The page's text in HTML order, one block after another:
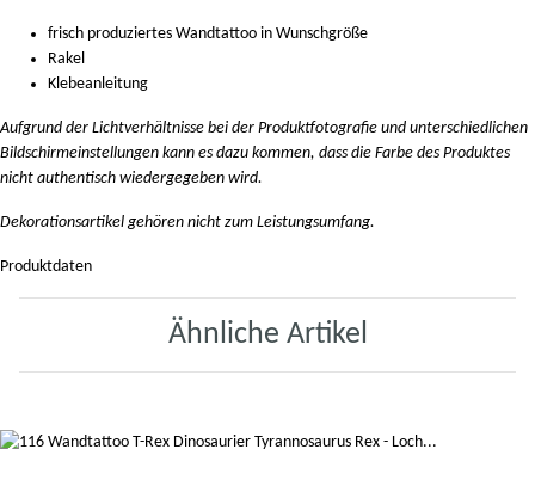
frisch produziertes Wandtattoo in Wunschgröße
Rakel
Klebeanleitung
Aufgrund der Lichtverhältnisse bei der Produktfotografie und unterschiedlichen
Bildschirmeinstellungen kann es dazu kommen, dass die Farbe des Produktes
nicht authentisch wiedergegeben wird.
Dekorationsartikel gehören nicht zum Leistungsumfang.
Produktdaten
Ähnliche Artikel